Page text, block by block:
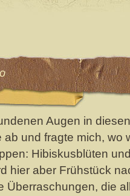
Augen in
und fragte mich, wo
Hibiskusblüten
hier aber Frühstück
Überraschungen, die